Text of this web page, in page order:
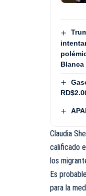
Blanca
Claudia
calificado
los
Es
para la